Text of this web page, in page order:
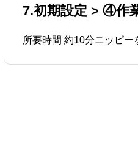
7.初期設定 > ④作